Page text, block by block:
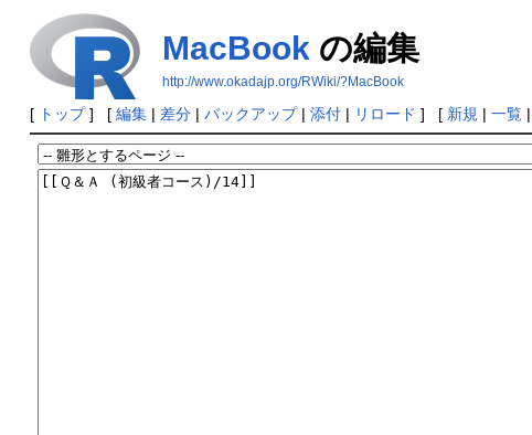
MacBook の編集
http://www.okadajp.org/RWiki/?MacBook
[ トップ] [ 編集| 差分| バックアップ| 添付| リロード ] [ 新規 | 一覧|